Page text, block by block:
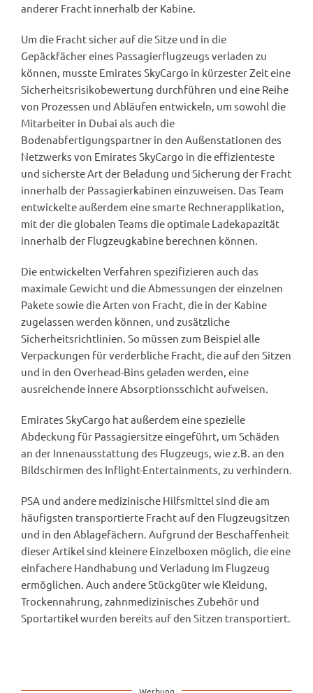
anderer Fracht innerhalb der Kabine.
Um die Fracht sicher auf die Sitze und in die
Gepäckfächer eines Passagierflugzeugs verladen zu
können, musste Emirates SkyCargo in kürzester Zeit eine
Sicherheitsrisikobewertung durchführen und eine Reihe
von Prozessen und Abläufen entwickeln, um sowohl die
Mitarbeiter in Dubai als auch die
Bodenabfertigungspartner in den Außenstationen des
Netzwerks von Emirates SkyCargo in die effizienteste
und sicherste Art der Beladung und Sicherung der Fracht
innerhalb der Passagierkabinen einzuweisen. Das Team
entwickelte außerdem eine smarte Rechnerapplikation,
mit der die globalen Teams die optimale Ladekapazität
innerhalb der Flugzeugkabine berechnen können.
Die entwickelten Verfahren spezifizieren auch das
maximale Gewicht und die Abmessungen der einzelnen
Pakete sowie die Arten von Fracht, die in der Kabine
zugelassen werden können, und zusätzliche
Sicherheitsrichtlinien. So müssen zum Beispiel alle
Verpackungen für verderbliche Fracht, die auf den Sitzen
und in den Overhead-Bins geladen werden, eine
ausreichende innere Absorptionsschicht aufweisen.
Emirates SkyCargo hat außerdem eine spezielle
Abdeckung für Passagiersitze eingeführt, um Schäden
an der Innenausstattung des Flugzeugs, wie z.B. an den
Bildschirmen des Inflight-Entertainments, zu verhindern.
PSA und andere medizinische Hilfsmittel sind die am
häufigsten transportierte Fracht auf den Flugzeugsitzen
und in den Ablagefächern. Aufgrund der Beschaffenheit
dieser Artikel sind kleinere Einzelboxen möglich, die eine
einfachere Handhabung und Verladung im Flugzeug
ermöglichen. Auch andere Stückgüter wie Kleidung,
Trockennahrung, zahnmedizinisches Zubehör und
Sportartikel wurden bereits auf den Sitzen transportiert.
Werbung